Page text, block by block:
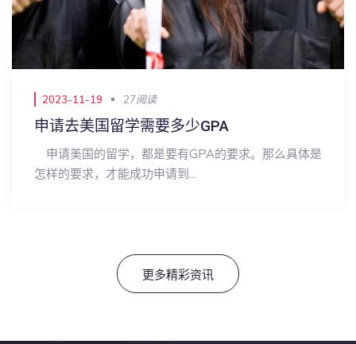
2023-11-19 38阅读
ED录取优势最大的美国大学TOP5
申请美本的同学应该都知道，多数美国大学早申ED的
录取率通常都高于常规RD的录...
更多精彩资讯